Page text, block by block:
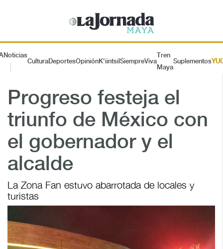
Noticias
CulturaDeportesOpiniónK'iintsil SiempreViva
Tren
Maya
Suplementos
Progreso festeja el
triunfo de México con
el gobernador y el
alcalde
La Zona Fan estuvo abarrotada de locales y
turistas